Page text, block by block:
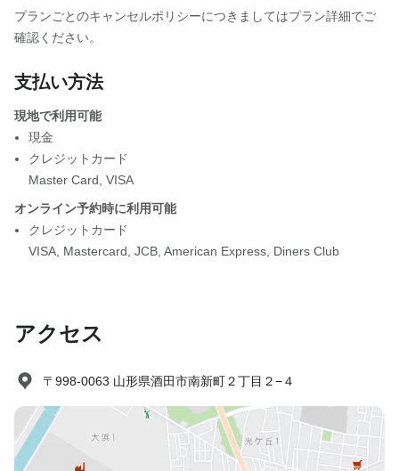
プランごとのキャンセルポリシーにつきましてはプラン詳細でご
確認ください。
支払い方法
現地で利用可能
現金
クレジットカード
Master Card VISA
オンライン予約時に利用可能
クレジットカード
VISA Mastercard JCB American Express Diners Club
アクセス
〒998-0063 山形県酒田市南新町２丁目２−４